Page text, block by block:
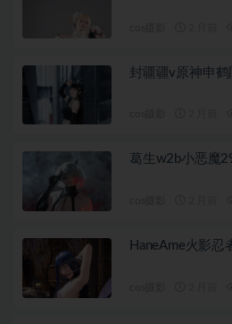
封疆疆v原神申
葛生w2b小恶魔
HaneAme火影忍